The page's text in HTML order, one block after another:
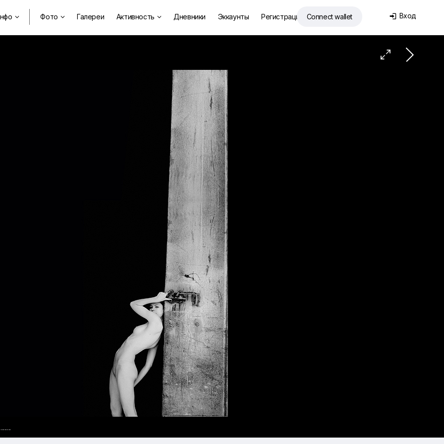
 Фото  Галереи Активность  Дневники Эккаунты Регистрация Connect wallet  Вход
